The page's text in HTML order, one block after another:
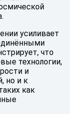
усиливает
что
технологии,
и
но и к
как